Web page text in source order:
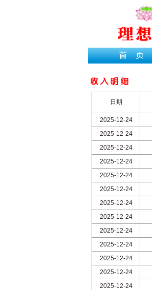
日期
2025-12-24
2025-12-24
2025-12-24
2025-12-24
2025-12-24
2025-12-24
2025-12-24
2025-12-24
2025-12-24
2025-12-24
2025-12-24
2025-12-24
2025-12-24